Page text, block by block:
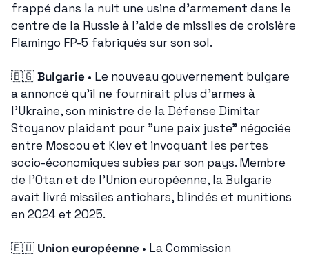
frappé dans la nuit une usine d'armement dans le
centre de la Russie à l'aide de missiles de croisière
Flamingo FP-5 fabriqués sur son sol.
🇧🇬Bulgarie • Le nouveau gouvernement bulgare
a annoncé qu'il ne fournirait plus d'armes à
l'Ukraine, son ministre de la Défense Dimitar
Stoyanov plaidant pour "une paix juste" négociée
entre Moscou et Kiev et invoquant les pertes
socio-économiques subies par son pays. Membre
de l'Otan et de l'Union européenne, la Bulgarie
avait livré missiles antichars, blindés et munitions
en 2024 et 2025.
🇪🇺 Union européenne • La Commission